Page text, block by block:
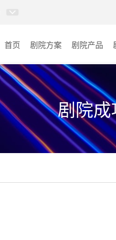
首页 剧院方案 剧院产品
卓越演出
AI智慧沉浸式
AI智慧声光
轻松悦唱
剧院